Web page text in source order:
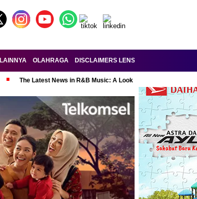
LAINNYA OLAHRAGA DISCLAIMERS LENSA-RAKYAT.COM
The Latest News in R&B Music: A Look at Super Bowl